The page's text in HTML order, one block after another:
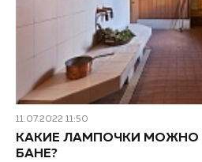
11.07.2022 11:50
КАКИЕ ЛАМПОЧКИ МОЖНО
БАНЕ?